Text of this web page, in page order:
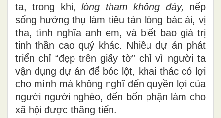
ta, trong khi,lòng tham không đáy, nếp
sống hưởng thụ làm tiêu tán lòng bác ái, vị
tha, tình nghĩa anh em, và biết bao giá trị
tinh thần cao quý khác. Nhiều dự án phát
triển chỉ “đẹp trên giấy tờ” chỉ vì người ta
vận dụng dự án để bóc lột, khai thác có lợi
cho mình mà không nghĩ đến quyền lợi của
người người nghèo, đến bổn phận làm cho
xã hội được thăng tiến.